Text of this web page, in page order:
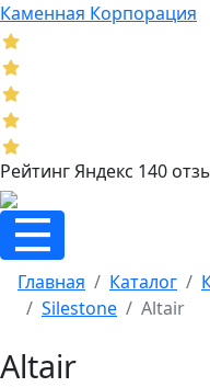
Каменная Корпорация
Рейтинг Яндекс 140
Главная Каталог
Silestone
Altair
Altair